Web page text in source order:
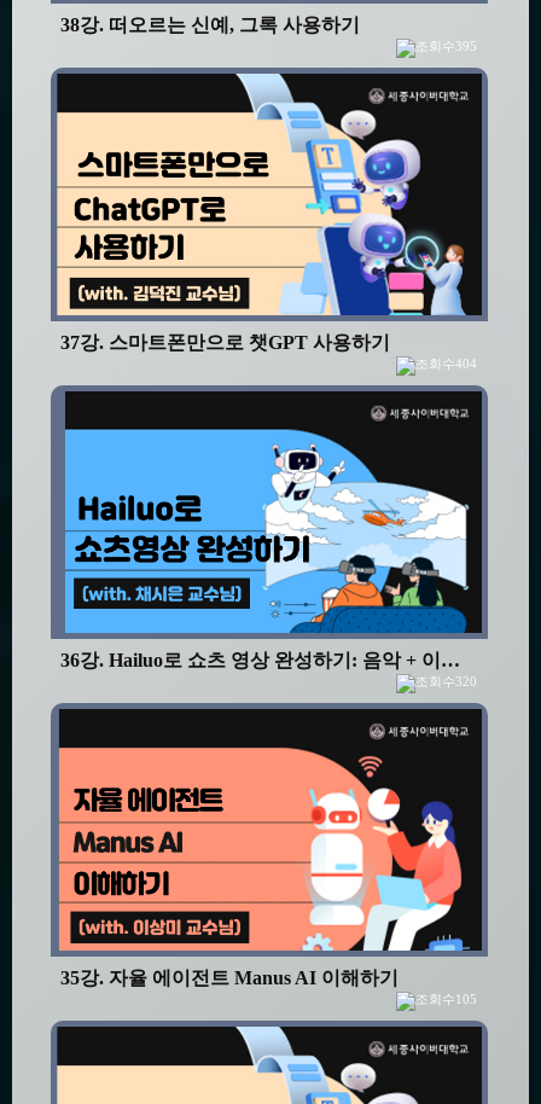
38강. 떠오르는 신예, 그록 사용하기
395
37강. 스마트폰만으로 챗GPT 사용하기
404
36강. Hailuo로 쇼츠 영상 완성하기: 음악 + 이미지 + 텍스트
320
35강. 자율 에이전트 Manus AI 이해하기
105